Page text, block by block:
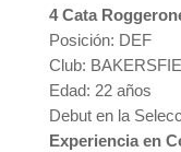
4 Cata
Posición: DEF
Club:
Edad: 22 años
Debut en la
Experiencia en